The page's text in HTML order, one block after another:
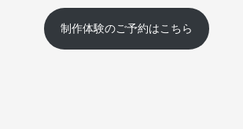
制作体験のご予約はこちら